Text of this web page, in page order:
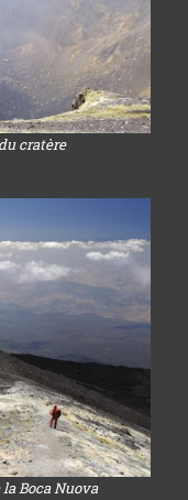
cratère
Boca Nuova